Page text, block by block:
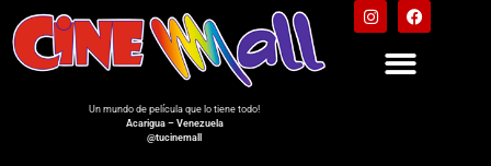
Un mundo de película que lo tiene todo!
Acarigua – Venezuela
@tucinemall